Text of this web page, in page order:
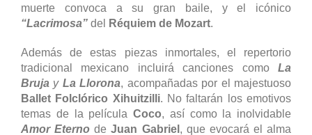
muerte convoca a su gran baile, y el icónico
“Lacrimosa” del Réquiem de Mozart.
Además de estas piezas inmortales, el repertorio
tradicional mexicano incluirá canciones como La
Bruja y La Llorona, acompañadas por el majestuoso
Ballet Folclórico Xihuitzilli. No faltarán los emotivos
temas de la película Coco, así como la inolvidable
Amor Eterno deJuan Gabriel , que evocará el alma